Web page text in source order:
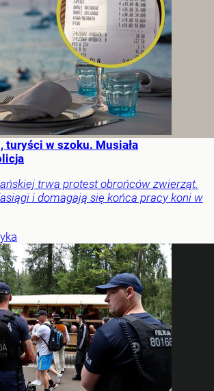
turyści w szoku. Musiała
trwa protest obrońców zwierząt.
i domagają się końca pracy koni w